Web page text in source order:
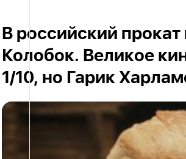
В российский
Колобок. Великое
1/10, но Гарик